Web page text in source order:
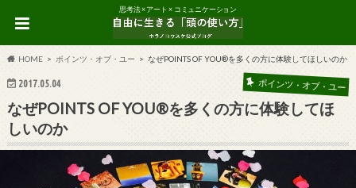
思考法 × アート × コミュニケーション
HOME ポインツ・オブ・ユー なぜPOINTS OF YOU®を多くの方に体験してほしいのか
2017.05.04 ポインツ・オブ・ユー
なぜPOINTS OF YOU®を多くの方に体験してほ
しいのか